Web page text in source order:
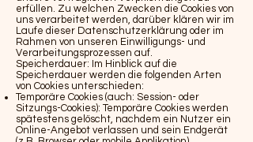
erfüllen. Zu welchen Zwecken die Cookies von
uns verarbeitet werden, darüber klären wir im
Laufe dieser Datenschutzerklärung oder im
Rahmen von unseren Einwilligungs- und
Verarbeitungsprozessen auf.
Speicherdauer: Im Hinblick auf die
Speicherdauer werden die folgenden Arten
von Cookies unterschieden:
Temporäre Cookies (auch: Session- oder
Sitzungs-Cookies): Temporäre Cookies werden
spätestens gelöscht, nachdem ein Nutzer ein
Online-Angebot verlassen und sein Endgerät